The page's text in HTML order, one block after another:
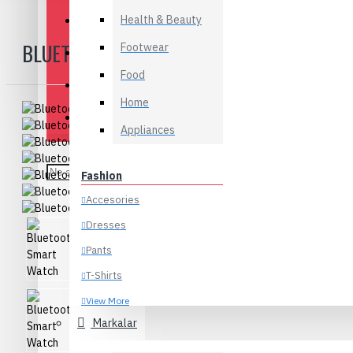
Appliances
Baby & Kids
Flowers
Health & Beauty
Footwear
Food
Home
Appliances
Fashion
Accesories
Dresses
Pants
T-Shirts
View More
Electronics
Markalar
BLUETOOTH SMART WATCH